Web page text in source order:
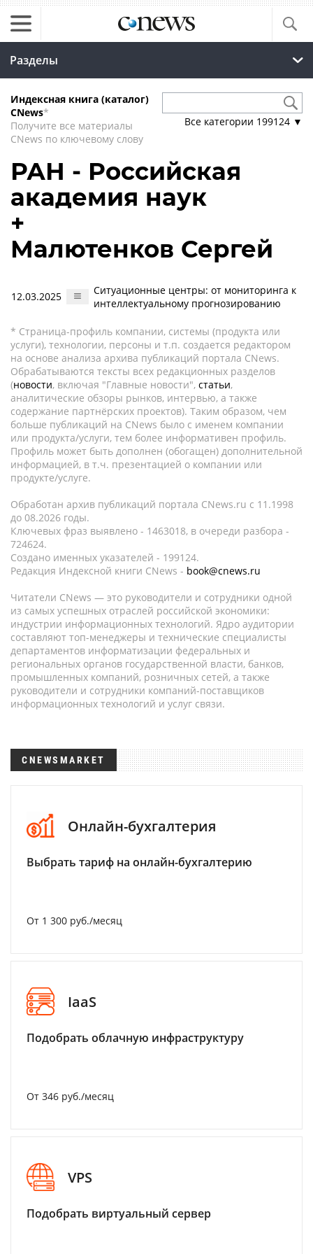
Разделы
Индексная книга (каталог)
CNews*
Получите все материалы
CNews по ключевому слову
Все категории 199124 ▼
РАН - Российская
академия наук
+
Малютенков Сергей
12.03.2025
Ситуационные центры: от мониторинга к
интеллектуальному прогнозированию
* Страница-профиль компании, системы (продукта или
услуги), технологии, персоны и т.п. создается редактором
на основе анализа архива публикаций портала CNews.
Обрабатываются тексты всех редакционных разделов
(новости, включая "Главные новости", статьи,
аналитические обзоры рынков, интервью, а также
содержание партнёрских проектов). Таким образом, чем
больше публикаций на CNews было с именем компании
или продукта/услуги, тем более информативен профиль.
Профиль может быть дополнен (обогащен) дополнительной
информацией, в т.ч. презентацией о компании или
продукте/услуге.
Обработан архив публикаций портала CNews.ru c 11.1998
до 08.2026 годы.
Ключевых фраз выявлено - 1463018, в очереди разбора -
724624.
Создано именных указателей - 199124.
Редакция Индексной книги CNews - book@cnews.ru
Читатели CNews — это руководители и сотрудники одной
из самых успешных отраслей российской экономики:
индустрии информационных технологий. Ядро аудитории
составляют топ-менеджеры и технические специалисты
департаментов информатизации федеральных и
региональных органов государственной власти, банков,
промышленных компаний, розничных сетей, а также
руководители и сотрудники компаний-поставщиков
информационных технологий и услуг связи.
CNEWSMARKET
Онлайн-бухгалтерия
Выбрать тариф на онлайн-бухгалтерию
От 1 300 руб./месяц
IaaS
Подобрать облачную инфраструктуру
От 346 руб./месяц
VPS
Подобрать виртуальный сервер